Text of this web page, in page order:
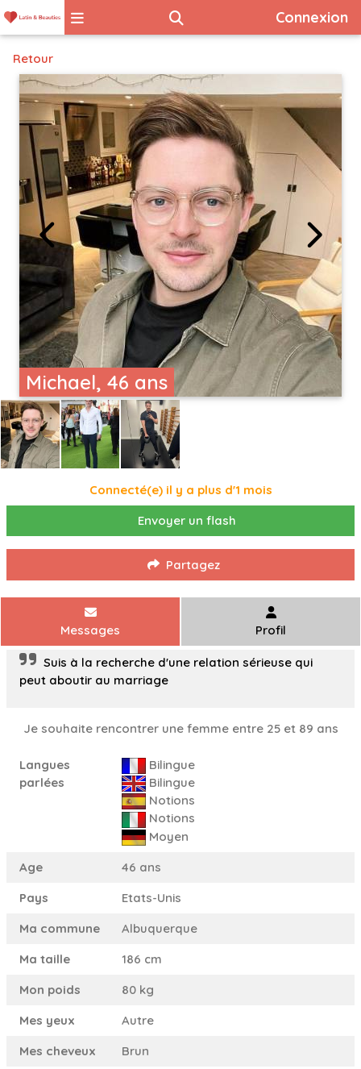
Connexion
Retour
Michael, 46 ans
Connecté(e) il y a plus d'1 mois
Envoyer un flash
Partagez
Messages Profil
Suis à la recherche d'une relation sérieuse qui
peut aboutir au marriage
Je souhaite rencontrer une femme entre 25 et 89 ans
Langues
parlées
Bilingue
Bilingue
Notions
Notions
Moyen
Age
46 ans
Pays
Etats-Unis
Ma commune
Albuquerque
Ma taille
186 cm
Mon poids
80 kg
Mes yeux
Autre
Mes cheveux
Brun